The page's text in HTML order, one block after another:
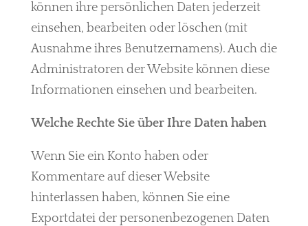
können ihre persönlichen Daten jederzeit
einsehen, bearbeiten oder löschen (mit
Ausnahme ihres Benutzernamens). Auch die
Administratoren der Website können diese
Informationen einsehen und bearbeiten.
Welche Rechte Sie über Ihre Daten haben
Wenn Sie ein Konto haben oder
Kommentare auf dieser Website
hinterlassen haben, können Sie eine
Exportdatei der personenbezogenen Daten